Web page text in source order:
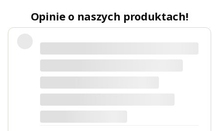
Opinie o naszych produktach!
Polecam
Maciej
BOSTON białe ze stelażem i pojemnikiem Polska